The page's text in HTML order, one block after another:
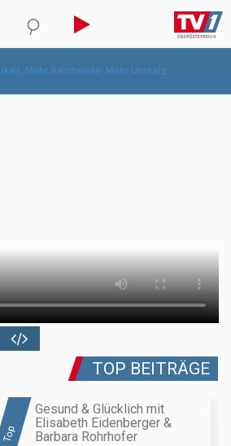
TOP BEITRÄGE
Top
Gesund & Glücklich mit
Elisabeth Eidenberger &
Barbara Rohrhofer